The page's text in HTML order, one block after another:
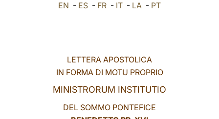
中文
LATINE
EN - ES - FR - IT - LA - PT
LETTERA APOSTOLICA
IN FORMA DI MOTU PROPRIO
MINISTRORUM INSTITUTIO
DEL SOMMO PONTEFICE